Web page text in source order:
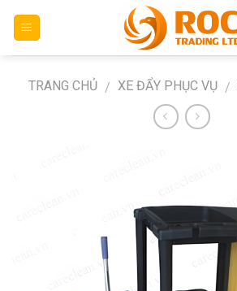
TRANG CHỦ / XE ĐẨY PHỤC VỤ /